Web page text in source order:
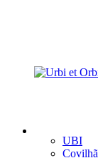
UBI
Covilhã